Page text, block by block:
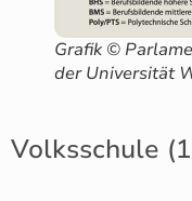
Grafik ©
der Universität
Volksschule